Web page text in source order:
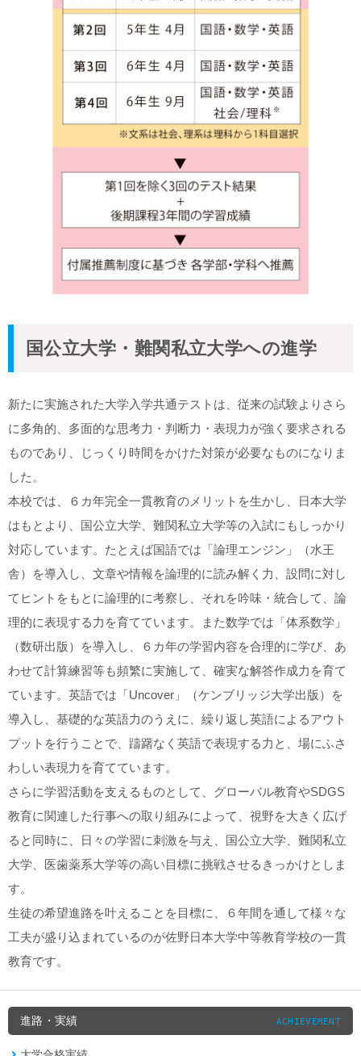
国公立大学・難関私立大学への進学
新たに実施された大学入学共通テストは、従来の試験よりさら
に多角的、多面的な思考力・判断力・表現力が強く要求される
ものであり、じっくり時間をかけた対策が必要なものになりま
した。
本校では、６カ年完全一貫教育のメリットを生かし、日本大学
はもとより、国公立大学、難関私立大学等の入試にもしっかり
対応しています。たとえば国語では「論理エンジン」（水王
舎）を導入し、文章や情報を論理的に読み解く力、設問に対し
てヒントをもとに論理的に考察し、それを吟味・統合して、論
理的に表現する力を育てています。また数学では「体系数学」
（数研出版）を導入し、６カ年の学習内容を合理的に学び、あ
わせて計算練習等も頻繁に実施して、確実な解答作成力を育て
ています。英語では「Uncover」（ケンブリッジ大学出版）を
導入し、基礎的な英語力のうえに、繰り返し英語によるアウト
プットを行うことで、躊躇なく英語で表現する力と、場にふさ
わしい表現力を育てています。
さらに学習活動を支えるものとして、グローバル教育やSDGS
教育に関連した行事への取り組みによって、視野を大きく広げ
ると同時に、日々の学習に刺激を与え、国公立大学、難関私立
大学、医歯薬系大学等の高い目標に挑戦させるきっかけとしま
す。
生徒の希望進路を叶えることを目標に、６年間を通して様々な
工夫が盛り込まれているのが佐野日本大学中等教育学校の一貫
教育です。
進路・実績 ACHIEVEMENT